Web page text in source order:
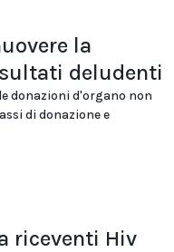
la
deludenti
donazioni d'organo non
di donazione e
riceventi Hiv